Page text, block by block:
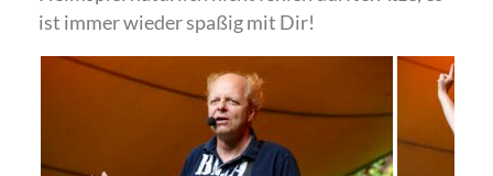
ist immer wieder spaßig mit Dir!